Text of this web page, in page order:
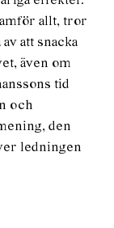
allt, tror
att snacka
även om
tid
och
den
ledningen